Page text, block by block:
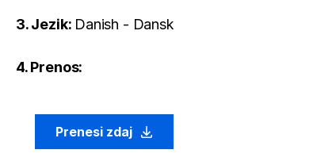
3. Jezik: Danish - Dansk
4. Prenos:
Prenesi zdaj